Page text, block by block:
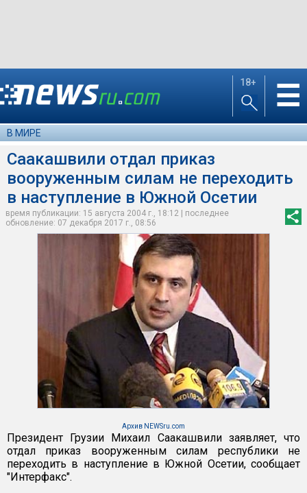
18+ ☰
В МИРЕ
Саакашвили отдал приказ
вооруженным силам не переходить
в наступление в Южной Осетии
время публикации: 15 августа 2004 г., 18:12 | последнее
обновление: 07 декабря 2017 г., 08:56
Архив NEWSru.com
Президент Грузии Михаил Саакашвили заявляет, что
отдал приказ вооруженным силам республики не
переходить в наступление в Южной Осетии, сообщает
"Интерфакс".